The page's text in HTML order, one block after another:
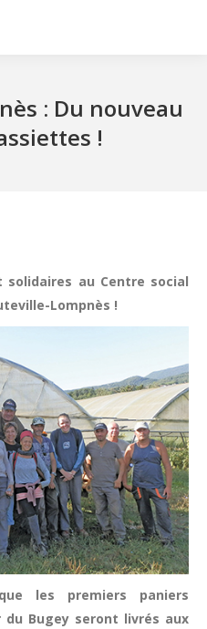
: Du nouveau
!
solidaires au Centre social
Lompnès !
les premiers paniers
du Bugey seront livrés aux